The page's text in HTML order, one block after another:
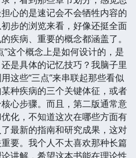
心的是速记会不会牺牲内容的
步的浏览来看，好像还挺全面
疾病、重要的概念都涵盖了。
”这个概念上是如何设计的，是
是具体的记忆技巧？我脑子里
这些“三点”来串联起那些看似
种疾病的三个关键体征，或者
心步骤。而且，第二版通常意
化，不知道这次在哪些方面有
最新的指南和研究成果，这对
要。我个人不太喜欢那种长篇
讲解，希望这本书能在理论性